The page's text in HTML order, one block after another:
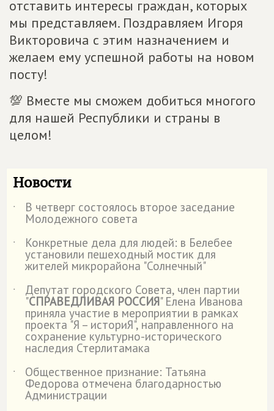
отставить интересы граждан, которых
мы представляем. Поздравляем Игоря
Викторовича с этим назначением и
желаем ему успешной работы на новом
посту!
💯 Вместе мы сможем добиться многого
для нашей Республики и страны в
целом!
Новости
˙ В четверг состоялось второе заседание
Молодежного совета
˙
Конкретные дела для людей: в Белебее
установили пешеходный мостик для
жителей микрорайона "Солнечный"
˙
Депутат городского Совета, член партии
"СПРАВЕДЛИВАЯ РОССИЯ" Елена Иванова
приняла участие в мероприятии в рамках
проекта "Я – историЯ", направленного на
сохранение культурно-исторического
наследия Стерлитамака
˙
Общественное признание: Татьяна
Федорова отмечена благодарностью
Администрации